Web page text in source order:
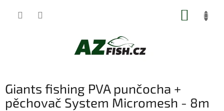
Giants fishing PVA punčocha +
pěchovač System Micromesh - 8m